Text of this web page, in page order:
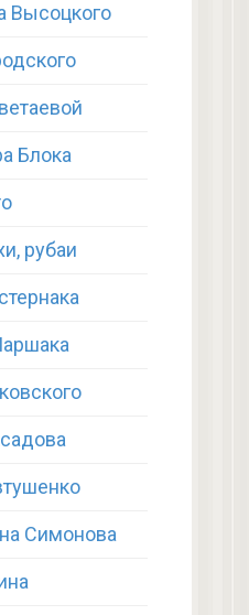
Высоцкого
Блока
рубаи
Симонова